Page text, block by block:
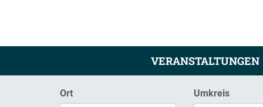
VERANSTALTUNGEN
Ort
Umkreis